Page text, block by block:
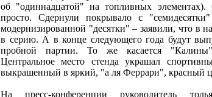
об "одиннадцатой" на топливных
просто. Сдернули покрывало с
модернизированной "десятки" – заявили, что в
в серию. А в конце следующего года будут
пробной партии. То же касается
Центральное место стенда украшал
выкрашенный в яркий, "а ля Феррари", красный
На пресс-конференции руководитель